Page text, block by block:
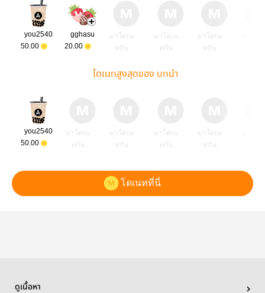
you2540
50.00
gghasu
20.00
มาโดเน
ทกัน
มาโดเน
ทกัน
มาโดเน
ทกัน
โดเนทสูงสุดของ บทนำ
you2540
50.00
มาโดเน
ทกัน
มาโดเน
ทกัน
มาโดเน
ทกัน
มาโดเน
ทกัน
โดเนทที่นี่
ดูเนื้อหา